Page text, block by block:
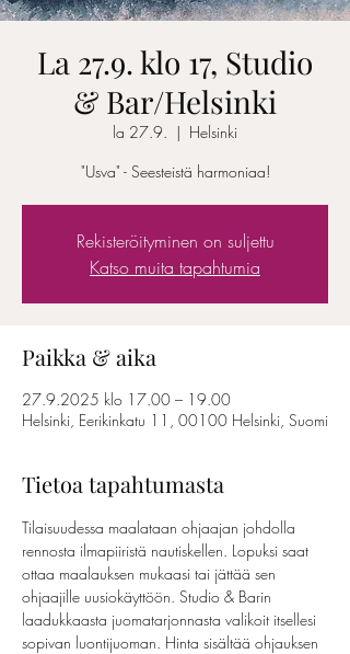
La 27.9. klo 17, Studio
& Bar/Helsinki
la 27.9.
  |
Helsinki
"Usva" - Seesteistä harmoniaa!
Rekisteröityminen on suljettu
Katso muita tapahtumia
Paikka & aika
27.9.2025 klo 17.00 – 19.00
Helsinki, Eerikinkatu 11, 00100 Helsinki, Suomi
Tietoa tapahtumasta
Tilaisuudessa maalataan ohjaajan johdolla
rennosta ilmapiiristä nautiskellen. Lopuksi saat
ottaa maalauksen mukaasi tai jättää sen
ohjaajille uusiokäyttöön. Studio & Barin
laadukkaasta juomatarjonnasta valikoit itsellesi
sopivan luontijuoman. Hinta sisältää ohjauksen